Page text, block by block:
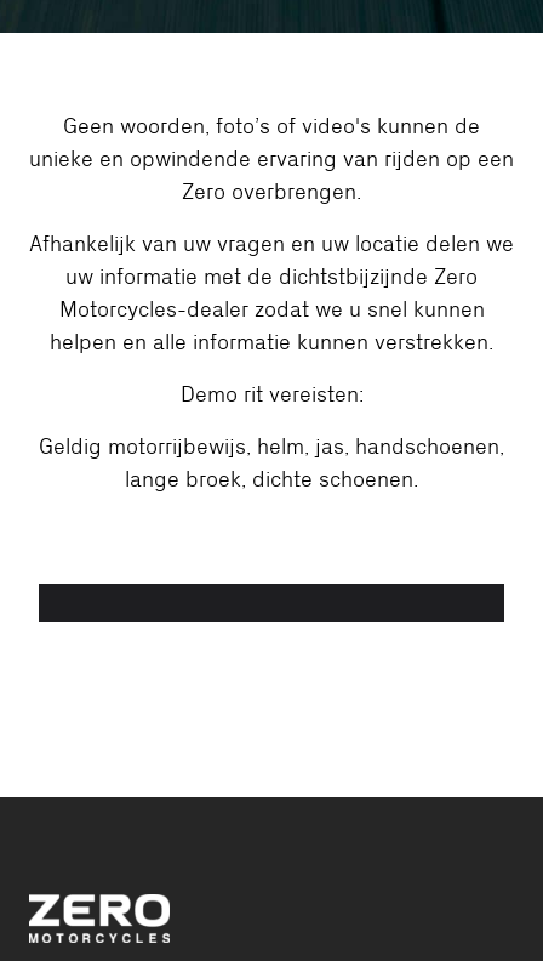
Geen woorden, foto’s of video's kunnen de
unieke en opwindende ervaring van rijden op een
Zero overbrengen.
Afhankelijk van uw vragen en uw locatie delen we
uw informatie met de dichtstbijzijnde Zero
Motorcycles-dealer zodat we u snel kunnen
helpen en alle informatie kunnen verstrekken.
Demo rit vereisten:
Geldig motorrijbewijs, helm, jas, handschoenen,
lange broek, dichte schoenen.